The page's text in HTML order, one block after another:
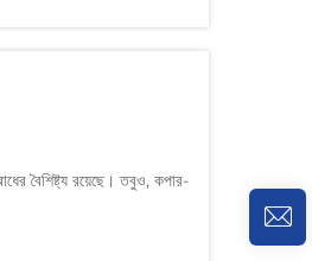
বৈশিষ্ট্য রয়েছে। তবুও, কপার-